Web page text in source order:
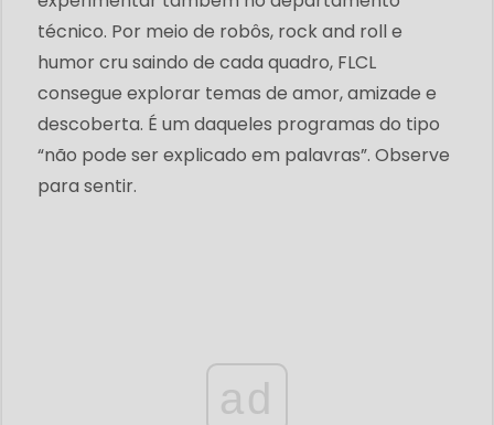
técnico. Por meio de robôs, rock and roll e
humor cru saindo de cada quadro, FLCL
consegue explorar temas de amor, amizade e
descoberta. É um daqueles programas do tipo
“não pode ser explicado em palavras”. Observe
para sentir.
ad